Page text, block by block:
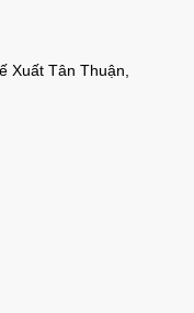
Xuất Tân Thuận,